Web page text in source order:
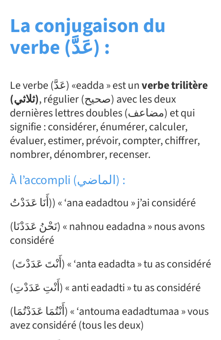
La conjugaison du
verbe (عَدَّ) :
Le verbe (عَدَّ) «eadda » est unverbe trilitère
(ثلاثي), régulier (صحيح) avec les deux
dernières lettres doubles (مضاعف) et qui
signifie : considérer, énumérer, calculer,
évaluer, estimer, prévoir, compter, chiffrer,
nombrer, dénombrer, recenser.
À l’accompli (الماضي) :
أَنَا عَدَدْتُ)) « ‘ana eadadtou » j’ai considéré
(نَحْنُ عَدَدْنَا) « nahnou eadadna » nous avons
considéré
(أَنْتَ عَدَدْتَ) « ‘anta eadadta » tu as considéré
(أَنْتِ عَدَدْتِ) « anti eadadti » tu as considéré
(أَنْتُمَا عَدَدْتُمَا) « ‘antouma eadadtumaa » vous
avez considéré (tous les deux)